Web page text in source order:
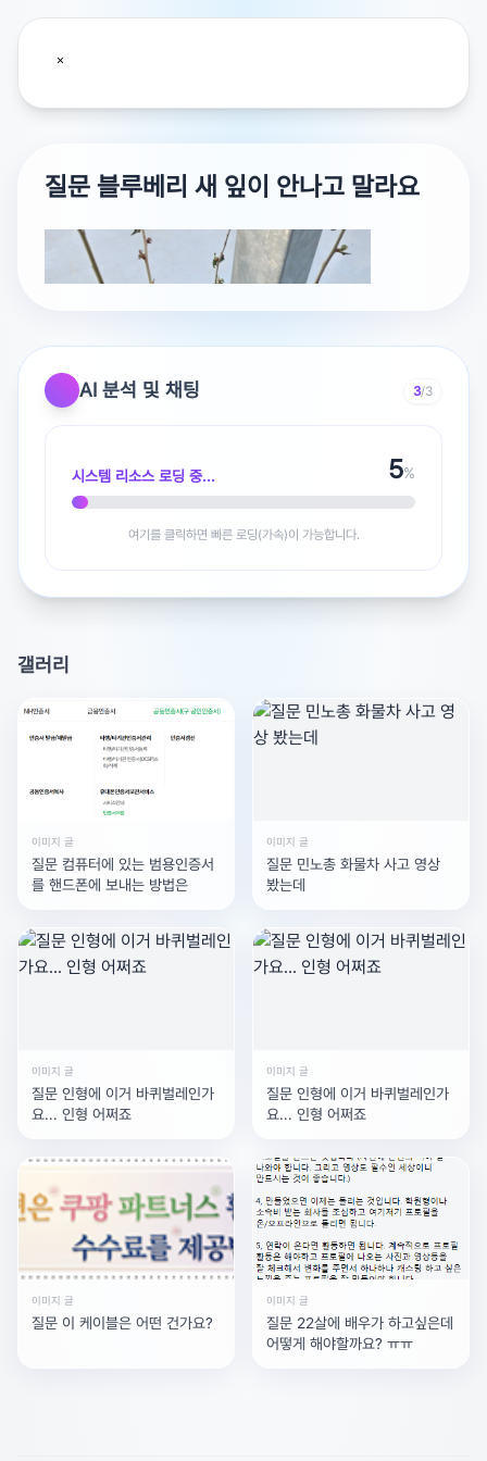
질문 블루베리 새 잎이 안나고 말라요
AI 분석 및 채팅 3/3
시스템 리소스 로딩 중... 6%
여기를 클릭하면 빠른 로딩(가속)이 가능합니다.
갤러리
이미지 글
질문 컴퓨터에 있는 범용인증서
를 핸드폰에 보내는 방법은
이미지 글
질문 민노총 화물차 사고 영상
봤는데
이미지 글
질문 인형에 이거 바퀴벌레인가
요... 인형 어쩌죠
이미지 글
질문 인형에 이거 바퀴벌레인가
요... 인형 어쩌죠
이미지 글
질문 이 케이블은 어떤 건가요?
이미지 글
질문 22살에 배우가 하고싶은데
어떻게 해야할까요? ㅠㅠ